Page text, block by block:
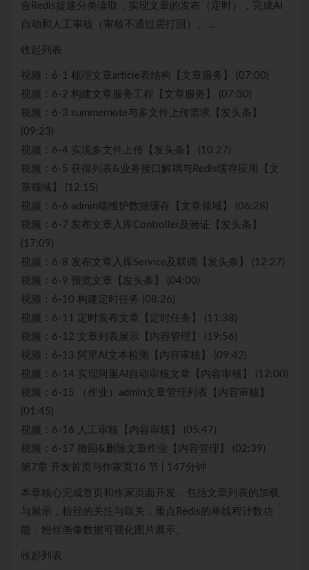
合Redis提速分类读取，实现文章的发布（定时），完成AI
自动和人工审核（审核不通过需打回）。…
收起列表
视频：6-1 梳理文章article表结构【文章服务】 (07:00)
视频：6-2 构建文章服务工程【文章服务】 (07:30)
视频：6-3 summernote与多文件上传需求【发头条】
(09:23)
视频：6-4 实现多文件上传【发头条】 (10:27)
视频：6-5 获得列表&业务接口解耦与Redis缓存应用【文
章领域】 (12:15)
视频：6-6 admin端维护数据缓存【文章领域】 (06:28)
视频：6-7 发布文章入库Controller及验证【发头条】
(17:09)
视频：6-8 发布文章入库Service及联调【发头条】 (12:27)
视频：6-9 预览文章【发头条】 (04:00)
视频：6-10 构建定时任务 (08:26)
视频：6-11 定时发布文章【定时任务】 (11:38)
视频：6-12 文章列表展示【内容管理】 (19:56)
视频：6-13 阿里AI文本检测【内容审核】 (09:42)
视频：6-14 实现阿里AI自动审核文章【内容审核】 (12:00)
视频：6-15 （作业）admin文章管理列表【内容审核】
(01:45)
视频：6-16 人工审核【内容审核】 (05:47)
视频：6-17 撤回&删除文章作业【内容管理】 (02:39)
第7章 开发首页与作家页16 节 | 147分钟
本章核心完成首页和作家页面开发，包括文章列表的加载
与展示，粉丝的关注与取关，重点Redis的单线程计数功
能，粉丝画像数据可视化图片展示。
收起列表